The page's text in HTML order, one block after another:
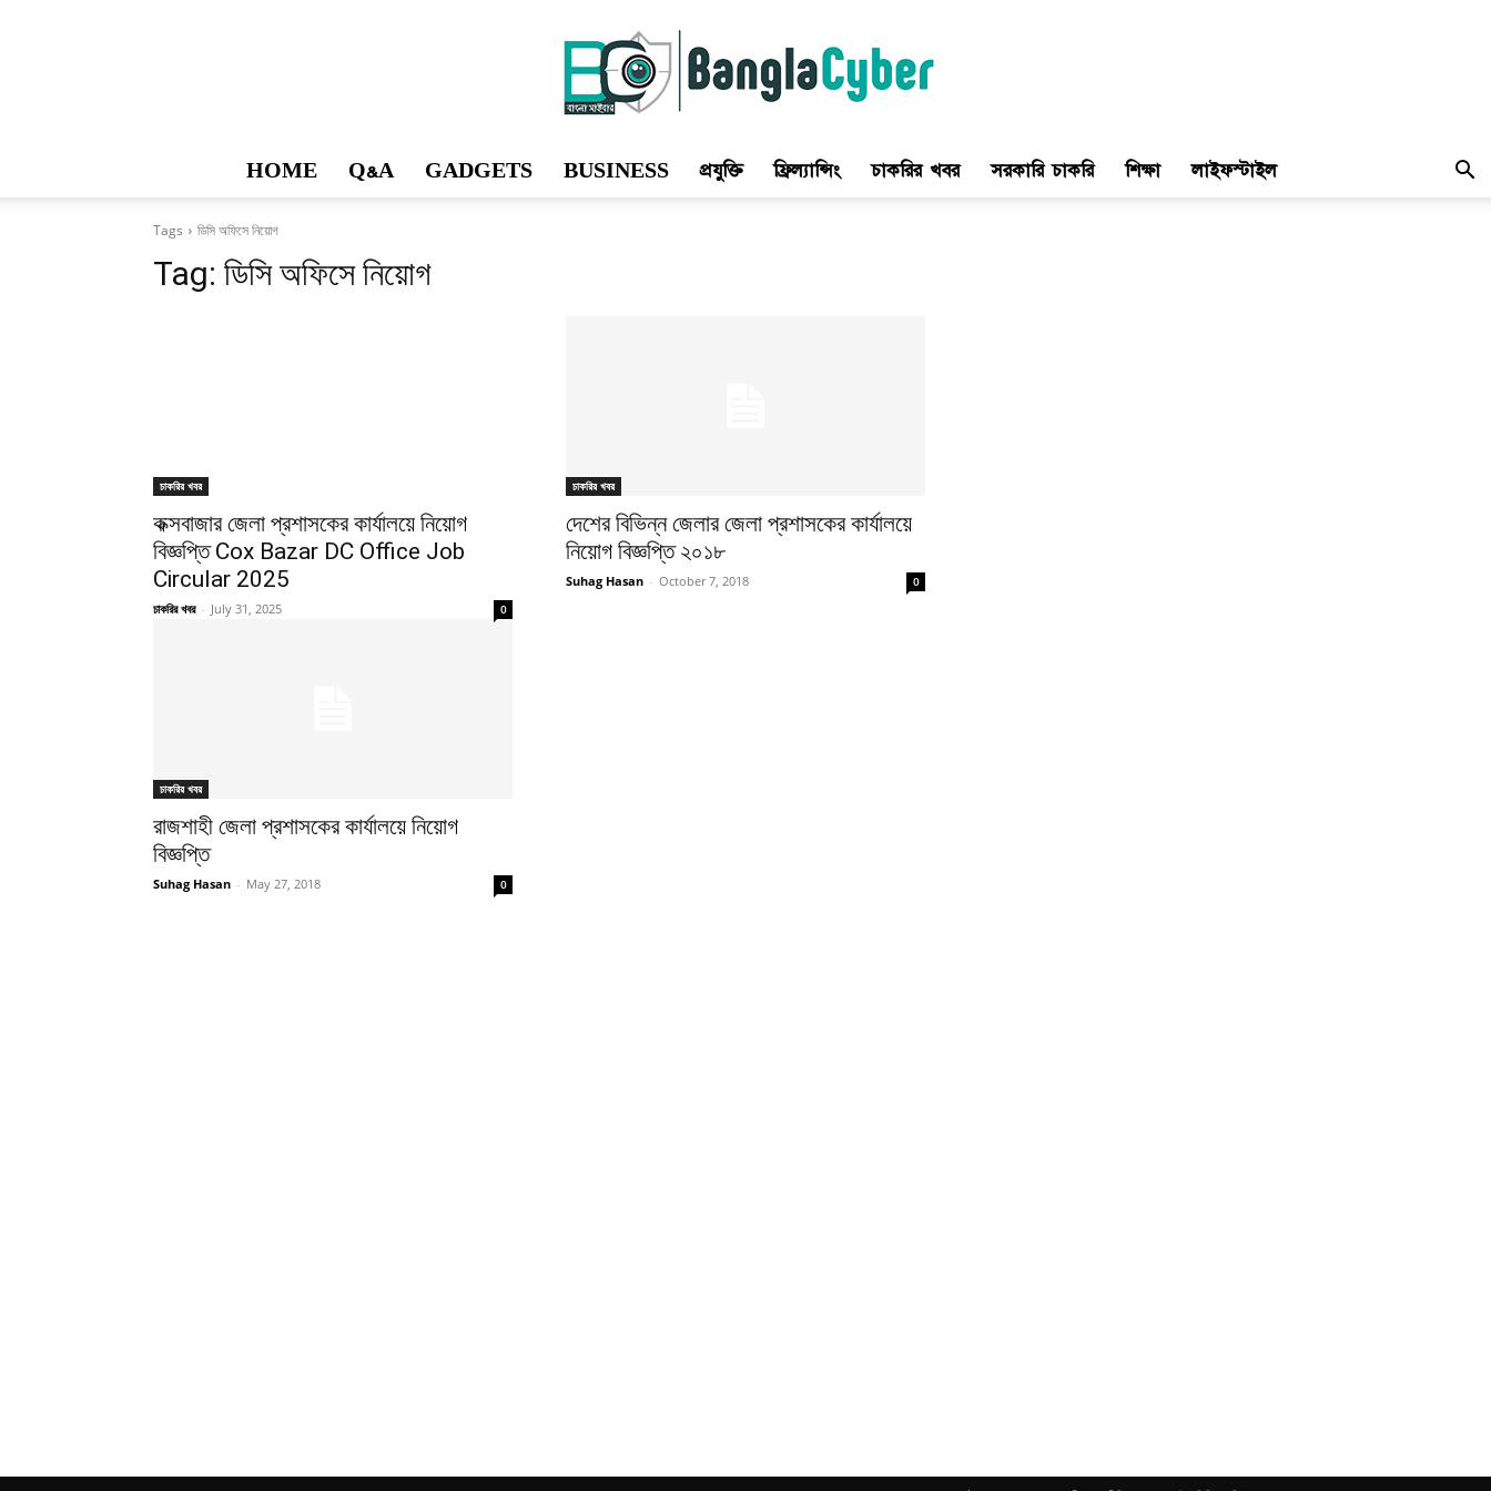
HOME Q&A GADGETS BUSINESS প্রযুক্তি ফ্রিল্যান্সিং চাকরির খবর সরকারি চাকরি শিক্ষা লাইফস্টাইল
Tags ডিসি অফিসে নিয়োগ
Tag: ডিসি অফিসে নিয়োগ
চাকরির খবর
কক্সবাজার জেলা প্রশাসকের কার্যালয়ে নিয়োগ
বিজ্ঞপ্তি Cox Bazar DC Office Job
Circular 2025
চাকরির খবর - July 31, 2025 0
চাকরির খবর
দেশের বিভিন্ন জেলার জেলা প্রশাসকের কার্যালয়ে
নিয়োগ বিজ্ঞপ্তি ২০১৮
Suhag Hasan - October 7, 2018 0
চাকরির খবর
রাজশাহী জেলা প্রশাসকের কার্যালয়ে নিয়োগ
বিজ্ঞপ্তি
Suhag Hasan - May 27, 2018 0